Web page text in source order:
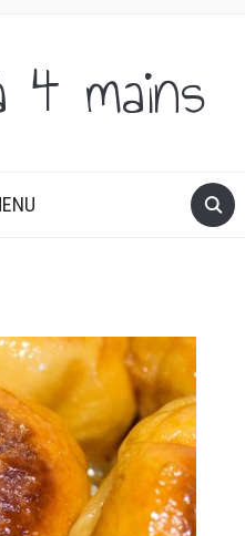
4 mains
DU PETIT-DÉJEUNER AU